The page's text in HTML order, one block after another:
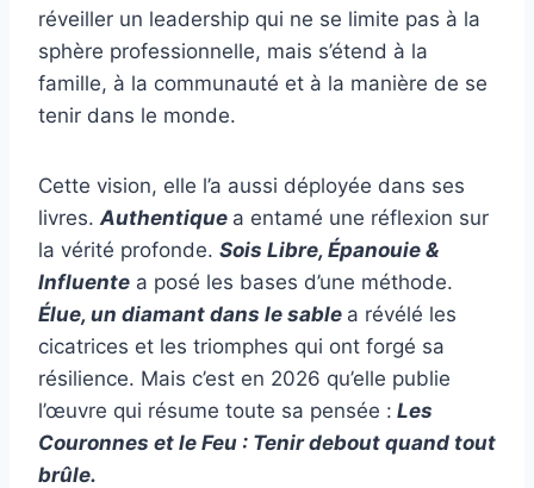
réveiller un leadership qui ne se limite pas à la
sphère professionnelle, mais s’étend à la
famille, à la communauté et à la manière de se
tenir dans le monde.
Cette vision, elle l’a aussi déployée dans ses
livres. Authentique a entamé une réflexion sur
la vérité profonde. Sois Libre, Épanouie &
Influente a posé les bases d’une méthode.
Élue, un diamant dans le sable a révélé les
cicatrices et les triomphes qui ont forgé sa
résilience. Mais c’est en 2026 qu’elle publie
l’œuvre qui résume toute sa pensée : Les
Couronnes et le Feu : Tenir debout quand tout
brûle.